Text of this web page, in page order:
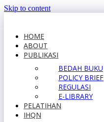
Skip to content
HOME
ABOUT
PUBLIKASI
BEDAH BUKU
POLICY BRIEF
REGULASI
E-LIBRARY
PELATIHAN
IHQN